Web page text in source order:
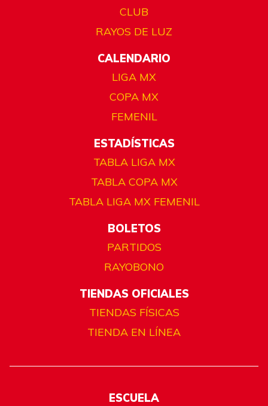
CLUB
RAYOS DE LUZ
CALENDARIO
LIGA MX
COPA MX
FEMENIL
ESTADÍSTICAS
TABLA LIGA MX
TABLA COPA MX
TABLA LIGA MX FEMENIL
BOLETOS
PARTIDOS
RAYOBONO
TIENDAS OFICIALES
TIENDAS FÍSICAS
TIENDA EN LÍNEA
ESCUELA